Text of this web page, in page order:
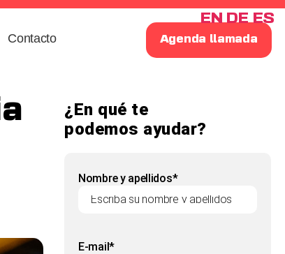
Contacto Agenda llamada
¿En qué te
podemos ayudar?
Nombre y apellidos*
E-mail*
EN DE ES